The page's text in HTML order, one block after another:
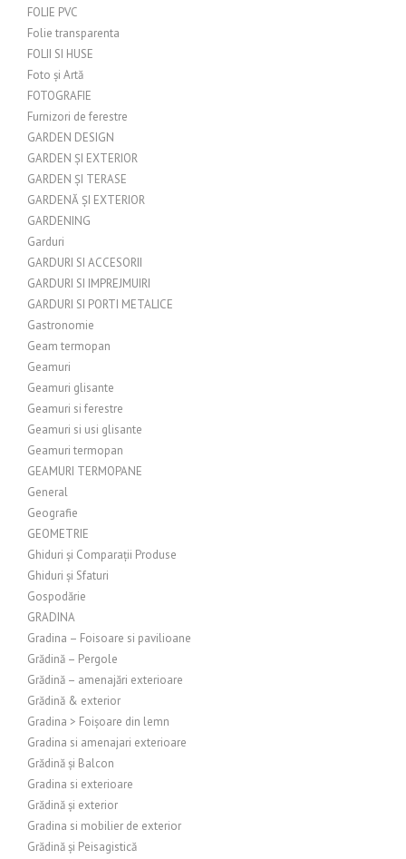
FOLIE PVC
Folie transparenta
FOLII SI HUSE
Foto și Artă
FOTOGRAFIE
Furnizori de ferestre
GARDEN DESIGN
GARDEN ȘI EXTERIOR
GARDEN ȘI TERASE
GARDENĂ ȘI EXTERIOR
GARDENING
Garduri
GARDURI SI ACCESORII
GARDURI SI IMPREJMUIRI
GARDURI SI PORTI METALICE
Gastronomie
Geam termopan
Geamuri
Geamuri glisante
Geamuri si ferestre
Geamuri si usi glisante
Geamuri termopan
GEAMURI TERMOPANE
General
Geografie
GEOMETRIE
Ghiduri și Comparații Produse
Ghiduri și Sfaturi
Gospodărie
GRADINA
Gradina – Foisoare si pavilioane
Grădină – Pergole
Grădină – amenajări exterioare
Grădină & exterior
Gradina > Foișoare din lemn
Gradina si amenajari exterioare
Grădină și Balcon
Gradina si exterioare
Grădină și exterior
Gradina si mobilier de exterior
Grădină și Peisagistică